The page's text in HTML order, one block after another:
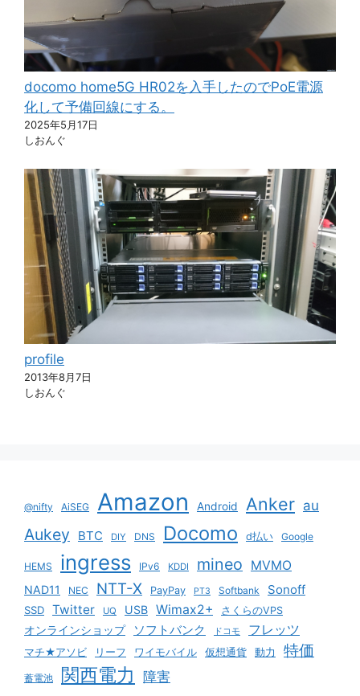
docomo home5G HR02を入手したのでPoE電源
化して予備回線にする。
2025年5月17日
しおんぐ
profile
2013年8月7日
しおんぐ
@nifty AiSEG Amazon Android Anker au
Aukey BTC DIY DNS Docomo d払い Google
HEMS ingress IPv6 KDDI mineo MVMO
NAD11 NEC NTT-X PayPay PT3 Softbank Sonoff
SSD Twitter UQ USB Wimax2+ さくらのVPS
オンラインショップ ソフトバンク ドコモ フレッツ
マチ★アソビ リーフ ワイモバイル 仮想通貨 動力 特価
蓄電池 関西電力 障害